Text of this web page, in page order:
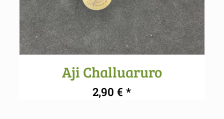
Aji Challuaruro
2,90€